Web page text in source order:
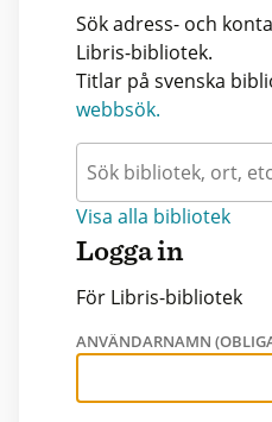
Sök adress- och
Libris-bibliotek.
Titlar på svenska
webbsök.
Visa alla bibliotek
Logga in
För Libris-bibliotek
ANVÄNDARNAMN